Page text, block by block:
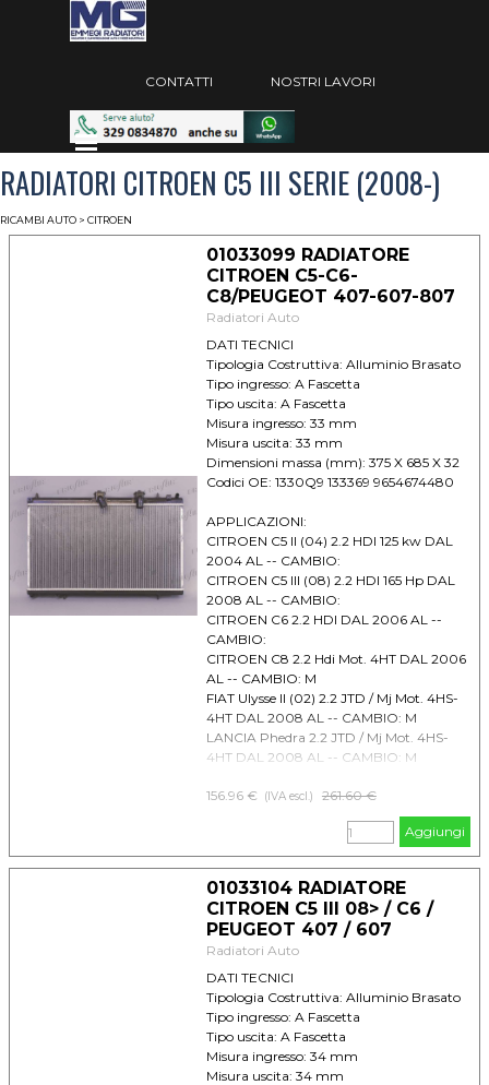
Vai ai contenuti
Salta menù
CONTATTI NOSTRI LAVORI
Salta menù
RADIATORI CITROEN C5 III SERIE (2008-)
RICAMBI AUTO > CITROEN
01033099 RADIATORE
CITROEN C5-C6-
C8/PEUGEOT 407-607-807
Radiatori Auto
DATI TECNICI
Tipologia Costruttiva: Alluminio Brasato
Tipo ingresso: A Fascetta
Tipo uscita: A Fascetta
Misura ingresso: 33 mm
Misura uscita: 33 mm
Dimensioni massa (mm): 375 X 685 X 32
Codici OE: 1330Q9 133369 9654674480
APPLICAZIONI:
CITROEN C5 II (04) 2.2 HDI 125 kw DAL
2004 AL -- CAMBIO:
CITROEN C5 III (08) 2.2 HDI 165 Hp DAL
2008 AL -- CAMBIO:
CITROEN C6 2.2 HDI DAL 2006 AL --
CAMBIO:
CITROEN C8 2.2 Hdi Mot. 4HT DAL 2006
AL -- CAMBIO: M
FIAT Ulysse II (02) 2.2 JTD / Mj Mot. 4HS-
4HT DAL 2008 AL -- CAMBIO: M
LANCIA Phedra 2.2 JTD / Mj Mot. 4HS-
4HT DAL 2008 AL -- CAMBIO: M
CAMBIO:
PEUGEOT 607 2.2 Hdi DAL 2000 AL --
PEUGEOT 807 2.2 Hdi Mot. 4HT DAL
156.96 € (IVA escl.) Prezzo senza sconto
261.60 €
Aggiungi
01033104 RADIATORE
CITROEN C5 III 08> / C6 /
PEUGEOT 407 / 607
Radiatori Auto
DATI TECNICI
Tipologia Costruttiva: Alluminio Brasato
Tipo ingresso: A Fascetta
Tipo uscita: A Fascetta
Misura ingresso: 34 mm
Misura uscita: 34 mm